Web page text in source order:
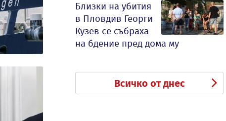
Близки на убития
в Пловдив Георги
Кузев се събраха
на бдение пред дома му
Всичко от днес